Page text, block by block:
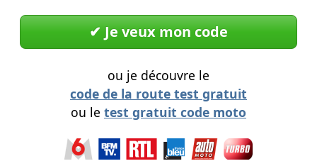
✔︎ Je veux mon code
ou je découvre le
code de la route test gratuit
ou le test gratuit code moto